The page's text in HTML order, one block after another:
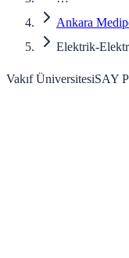
Ankara
Elektrik-
Vakıf ÜniversitesiSAY